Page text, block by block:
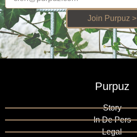
Join Purpuz >
Purpuz
Story
In De Pers
Legal